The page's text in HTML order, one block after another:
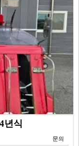
년식
문의